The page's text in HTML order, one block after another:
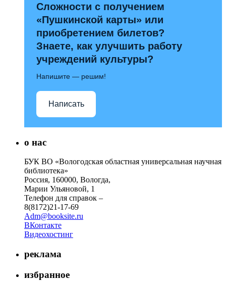
Сложности с получением
«Пушкинской карты» или
приобретением билетов?
Знаете, как улучшить работу
учреждений культуры?
Напишите — решим!
Написать
о нас
БУК ВО «Вологодская областная универсальная научная
библиотека»
Россия, 160000, Вологда,
Марии Ульяновой, 1
Телефон для справок –
8(8172)21-17-69
Adm@booksite.ru
ВКонтакте
Видеохостинг
реклама
избранное